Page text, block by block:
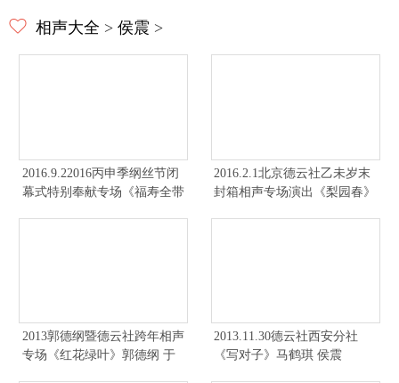
相声大全 > 侯震 >
2016.9.22016丙申季纲丝节闭
幕式特别奉献专场《福寿全带
2016.2.1北京德云社乙未岁末
封箱相声专场演出《梨园春》
2013郭德纲暨德云社跨年相声
专场《红花绿叶》郭德纲 于
2013.11.30德云社西安分社
《写对子》马鹤琪 侯震